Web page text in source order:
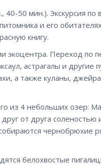
40-50 мин.). Экскурсия по
и его
книгу.
Переход по
астрагалы и другие
а также куланы,
из 4 небольших озер:
от друга соленостью
чернобрюхие
белохвостые